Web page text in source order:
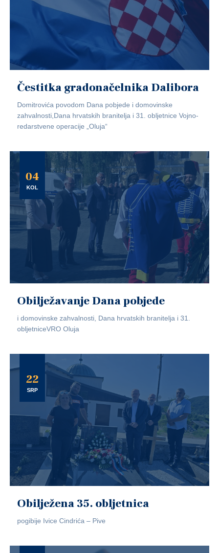
Čestitka gradonačelnika Dalibora
Domitrovića povodom Dana pobjede i domovinske
zahvalnosti,Dana hrvatskih branitelja i 31. obljetnice Vojno-
redarstvene operacije „Oluja“
04
KOL
Obilježavanje Dana pobjede
i domovinske zahvalnosti, Dana hrvatskih branitelja i 31.
obljetniceVRO Oluja
22
SRP
Obilježena 35. obljetnica
pogibije Ivice Cindrića – Pive